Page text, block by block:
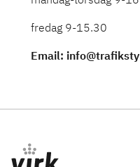
fredag 9-15.30
Email: